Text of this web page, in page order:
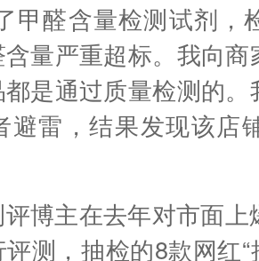
醛含量检测试剂，
量严重超标。我向
是通过质量检测的
避雷，结果发现该店
主在去年对市面上
测，抽检的8款网红